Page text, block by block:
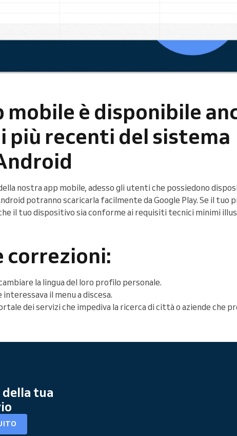
mobile è disponibile
più recenti del sistema
nostra app mobile, adesso gli utenti che possiedono
potranno scaricarla facilmente da Google Play. Se il tuo
il tuo dispositivo sia conforme ai requisiti tecnici minimi
correzioni:
la lingua del loro profilo personale.
il menu a discesa.
dei servizi che impediva la ricerca di città o aziende che
tua